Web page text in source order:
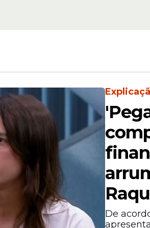
às 7h20 desta terça-
no período. Olinda
De